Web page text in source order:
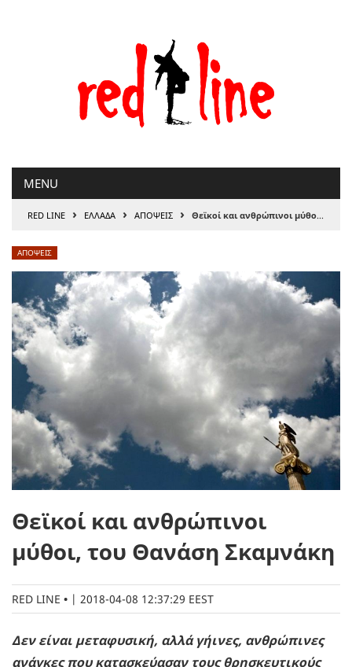
MENU
RED LINE › ΕΛΛΑΔΑ › ΑΠΟΨΕΙΣ › Θεϊκοί και ανθρώπινοι μύθοι, του Θανάση Σκαμνάκη
ΑΠΟΨΕΙΣ
Θεϊκοί και ανθρώπινοι
μύθοι, του Θανάση Σκαμνάκη
RED LINE | 2018-04-08 12:37:29 EEST
Δεν είναι μεταφυσική, αλλά γήινες, ανθρώπινες
ανάγκες που κατασκεύασαν τους θρησκευτικούς